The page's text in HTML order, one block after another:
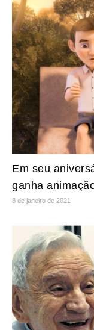
Em seu
ganha
8 de janeiro de 2021